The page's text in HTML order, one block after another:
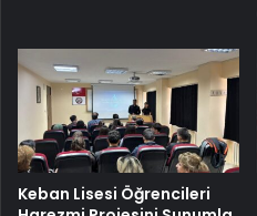
Keban Lisesi Öğrencileri